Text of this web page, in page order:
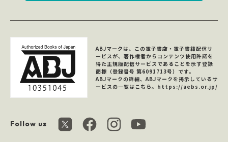
Follow us
ABJマークは、この電子書店・電子書籍配信サ
ービスが、著作権者からコンテンツ使用許諾を
得た正規版配信サービスであることを示す登録
商標（登録番号 第6091713号）です。
ABJマークの詳細、ABJマークを掲示しているサ
ービスの一覧はこちら。 https://aebs.or.jp/